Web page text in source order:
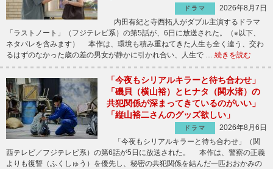
ドラマ
2026年8月7日
内田有紀と寺西拓人がダブル主演するドラマ
「ラストノート」（フジテレビ系）の第5話が、6日に放送された。（※以下、
ネタバレを含みます） 本作は、環境も積み重ねてきた人生も全く違う、交わ
るはずのなかった歳の差の男女が静かに引かれ合い、人生で … 続きを読む
「今夜もシリアルキラーと待ち合わせ」
「磯貝（横山裕）とヒナタ（関水渚）の
共犯関係が深まってきているのがいい」
「縦山裕二さんのグッズ欲しい」
ドラマ
2026年8月6日
「今夜もシリアルキラーと待ち合わせ」（関
西テレビ／フジテレビ系）の第6話が5日に放送された。 本作は、警察の正義
よりも復讐（ふくしゅう）を優先し、秘密の共犯関係を結んだ一匹おおかみの